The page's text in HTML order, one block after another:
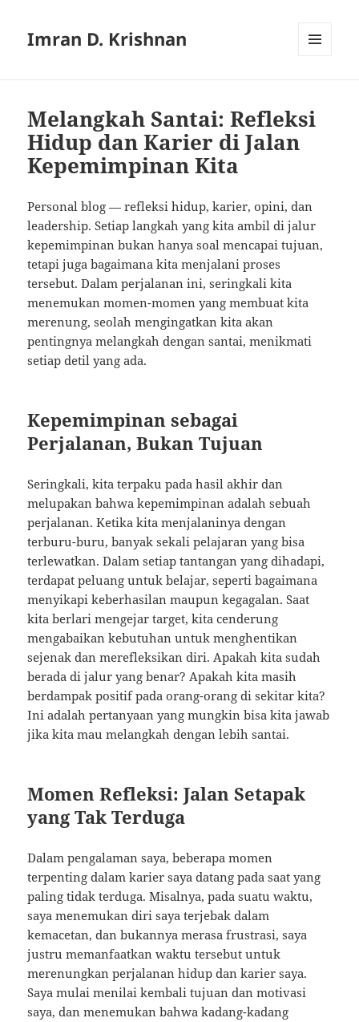
Imran D. Krishnan
Melangkah Santai: Refleksi
Hidup dan Karier di Jalan
Kepemimpinan Kita
Personal blog — refleksi hidup, karier, opini, dan
leadership. Setiap langkah yang kita ambil di jalur
kepemimpinan bukan hanya soal mencapai tujuan,
tetapi juga bagaimana kita menjalani proses
tersebut. Dalam perjalanan ini, seringkali kita
menemukan momen-momen yang membuat kita
merenung, seolah mengingatkan kita akan
pentingnya melangkah dengan santai, menikmati
setiap detil yang ada.
Kepemimpinan sebagai
Perjalanan, Bukan Tujuan
Seringkali, kita terpaku pada hasil akhir dan
melupakan bahwa kepemimpinan adalah sebuah
perjalanan. Ketika kita menjalaninya dengan
terburu-buru, banyak sekali pelajaran yang bisa
terlewatkan. Dalam setiap tantangan yang dihadapi,
terdapat peluang untuk belajar, seperti bagaimana
menyikapi keberhasilan maupun kegagalan. Saat
kita berlari mengejar target, kita cenderung
mengabaikan kebutuhan untuk menghentikan
sejenak dan merefleksikan diri. Apakah kita sudah
berada di jalur yang benar? Apakah kita masih
berdampak positif pada orang-orang di sekitar kita?
Ini adalah pertanyaan yang mungkin bisa kita jawab
jika kita mau melangkah dengan lebih santai.
Momen Refleksi: Jalan Setapak
yang Tak Terduga
Dalam pengalaman saya, beberapa momen
terpenting dalam karier saya datang pada saat yang
paling tidak terduga. Misalnya, pada suatu waktu,
saya menemukan diri saya terjebak dalam
kemacetan, dan bukannya merasa frustrasi, saya
justru memanfaatkan waktu tersebut untuk
merenungkan perjalanan hidup dan karier saya.
Saya mulai menilai kembali tujuan dan motivasi
saya, dan menemukan bahwa kadang-kadang